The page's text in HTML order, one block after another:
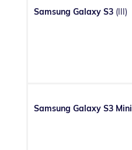
Samsung Galaxy S3 (III)
Samsung Galaxy S3 Mini